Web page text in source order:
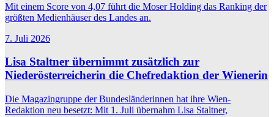
Mit einem Score von 4,07 führt die Moser Holding das Ranking der
größten Medienhäuser des Landes an.
7. Juli 2026
Lisa Staltner übernimmt zusätzlich zur
Niederösterreicherin die Chefredaktion der Wienerin
Die Magazingruppe der Bundesländerinnen hat ihre Wien-
Redaktion neu besetzt: Mit 1. Juli übernahm Lisa Staltner,